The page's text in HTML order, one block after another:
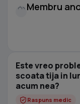
Membru
Este vreo
scoata tija in
acum nea?
Raspuns medic